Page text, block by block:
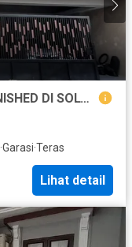
RUMAH MEWAH DISEWAKAN FURNISHED DI SOLO COLOMADU DEKAT SUPERINDO, RS JIH SOLO
·Garasi·Teras
Lihat detail